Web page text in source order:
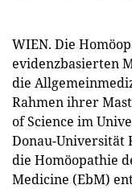
WIEN. Die
evidenzbasierten
die
Rahmen ihrer
of Science im
Donau-Universität
die Homöopathie
Medicine (EbM)